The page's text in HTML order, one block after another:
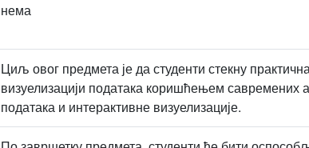
нема
Циљ овог предмета је да студенти стекну
визуелизацији података коришћењем
података и интерактивне визуелизације.